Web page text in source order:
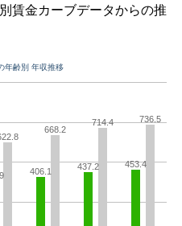
賃金カーブデータからの推
年齢別 年収推移
406.1 437.2 453.4
668.2
714.4 736.5